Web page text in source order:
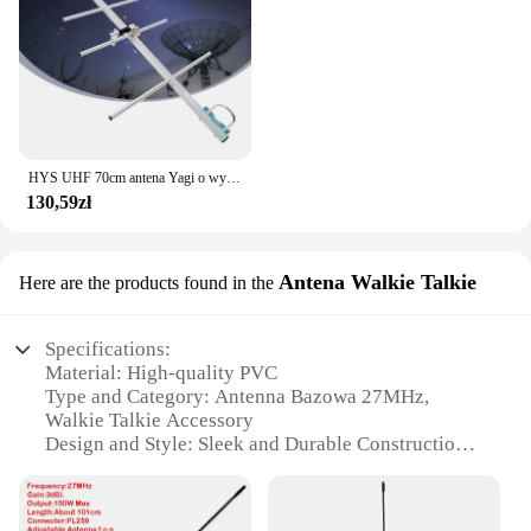
HYS UHF 70cm antena Yagi o wysokim wzmocnieniu, 9dBi 400-470Mhz zewnętrzna GMRS kierunkowa Yagi dla radia amatorskiego, system wzmacniacza, 433mhz
130,59zł
Here are the products found in the Antena Walkie Talkie
Specifications:
Material: High-quality PVC
Type and Category: Antenna Bazowa 27MHz,
Walkie Talkie Accessory
Design and Style: Sleek and Durable Construction
Range
Typical Adaptive Scenario: Outdoor Activities,